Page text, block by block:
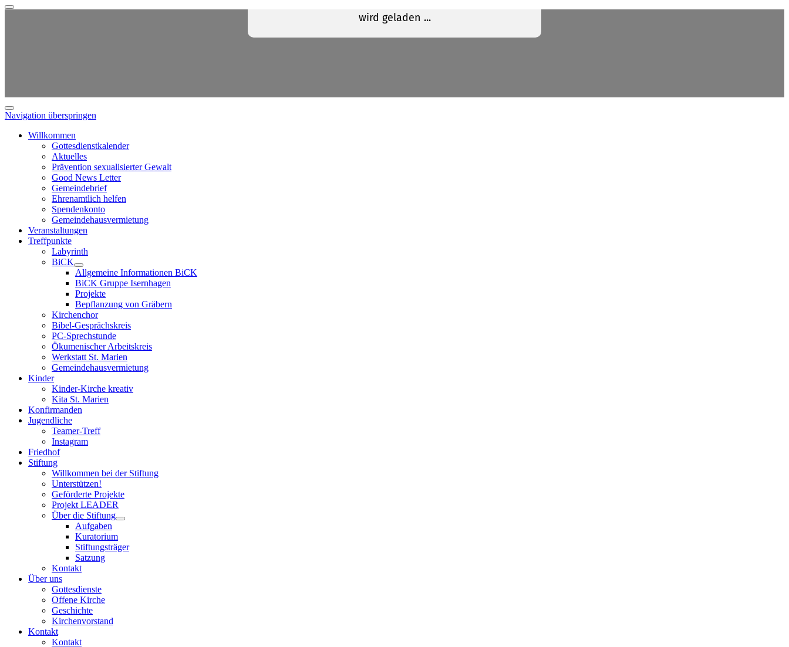
Navigation überspringen
Willkommen
Gottesdienstkalender
Aktuelles
Prävention sexualisierter Gewalt
Good News Letter
Gemeindebrief
Ehrenamtlich helfen
Spendenkonto
Gemeindehausvermietung
Veranstaltungen
Treffpunkte
Labyrinth
BiCK
Allgemeine Informationen BiCK
BiCK Gruppe Isernhagen
Projekte
Bepflanzung von Gräbern
Kirchenchor
Bibel-Gesprächskreis
PC-Sprechstunde
Ökumenischer Arbeitskreis
Werkstatt St. Marien
Gemeindehausvermietung
Kinder
Kinder-Kirche kreativ
Kita St. Marien
Konfirmanden
Jugendliche
Teamer-Treff
Instagram
Friedhof
Stiftung
Willkommen bei der Stiftung
Unterstützen!
Geförderte Projekte
Projekt LEADER
Über die Stiftung
Aufgaben
Kuratorium
Stiftungsträger
Satzung
Kontakt
Über uns
Gottesdienste
Offene Kirche
Geschichte
Kirchenvorstand
Kontakt
Kontakt